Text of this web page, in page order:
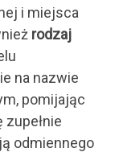
i miejsca
rodzaj
na nazwie
pomijając
odmiennego